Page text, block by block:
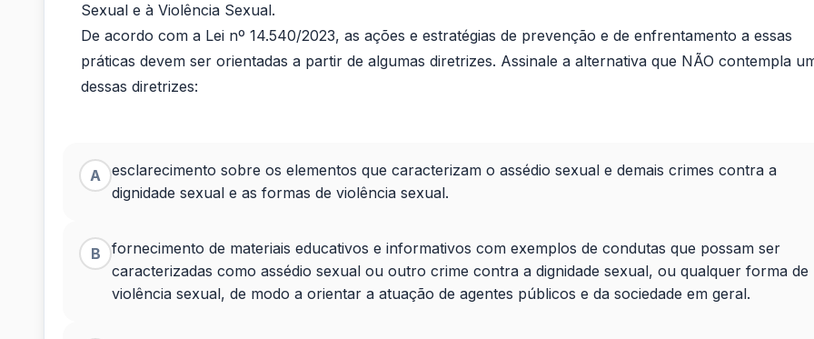
pela...
Sexual e à Violência Sexual.
De acordo com a Lei nº 14.540/2023, as ações e estratégias de prevenção e de enfrentamento a essas
práticas devem ser orientadas a partir de algumas diretrizes. Assinale a alternativa que NÃO contempla
dessas diretrizes:
A esclarecimento sobre os elementos que caracterizam o assédio sexual e demais crimes contra a
dignidade sexual e as formas de violência sexual.
B
fornecimento de materiais educativos e informativos com exemplos de condutas que possam ser
caracterizadas como assédio sexual ou outro crime contra a dignidade sexual, ou qualquer forma de
violência sexual, de modo a orientar a atuação de agentes públicos e da sociedade em geral.